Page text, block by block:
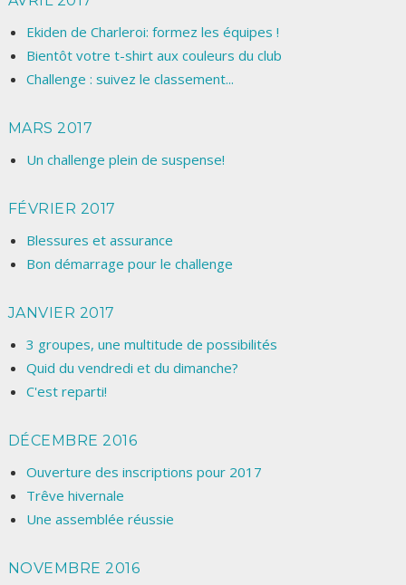
Ekiden de Charleroi: formez les équipes !
Bientôt votre t-shirt aux couleurs du club
Challenge : suivez le classement...
MARS 2017
Un challenge plein de suspense!
FÉVRIER 2017
Blessures et assurance
Bon démarrage pour le challenge
JANVIER 2017
3 groupes, une multitude de possibilités
Quid du vendredi et du dimanche?
C'est reparti!
DÉCEMBRE 2016
Ouverture des inscriptions pour 2017
Trêve hivernale
Une assemblée réussie
NOVEMBRE 2016